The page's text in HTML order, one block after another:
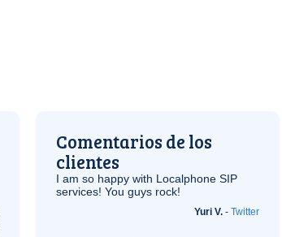
Comentarios de los
clientes
I am so happy with Localphone SIP
services! You guys rock!
Yuri V. - Twitter